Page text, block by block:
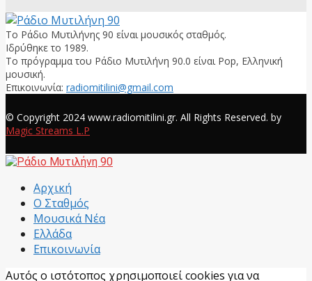
Το Ράδιο Μυτιλήνης 90 είναι μουσικός σταθμός.
Ιδρύθηκε το 1989.
Το πρόγραμμα του Ράδιο Μυτιλήνη 90.0 είναι Pop, Ελληνική
μουσική.
Επικοινωνία: radiomitilini@gmail.com
© Copyright 2024 www.radiomitilini.gr. All Rights Reserved. by
Magic Streams L.P
Αρχική
Ο Σταθμός
Μουσικά Νέα
Ελλάδα
Επικοινωνία
Αυτός ο ιστότοπος χρησιμοποιεί cookies για να